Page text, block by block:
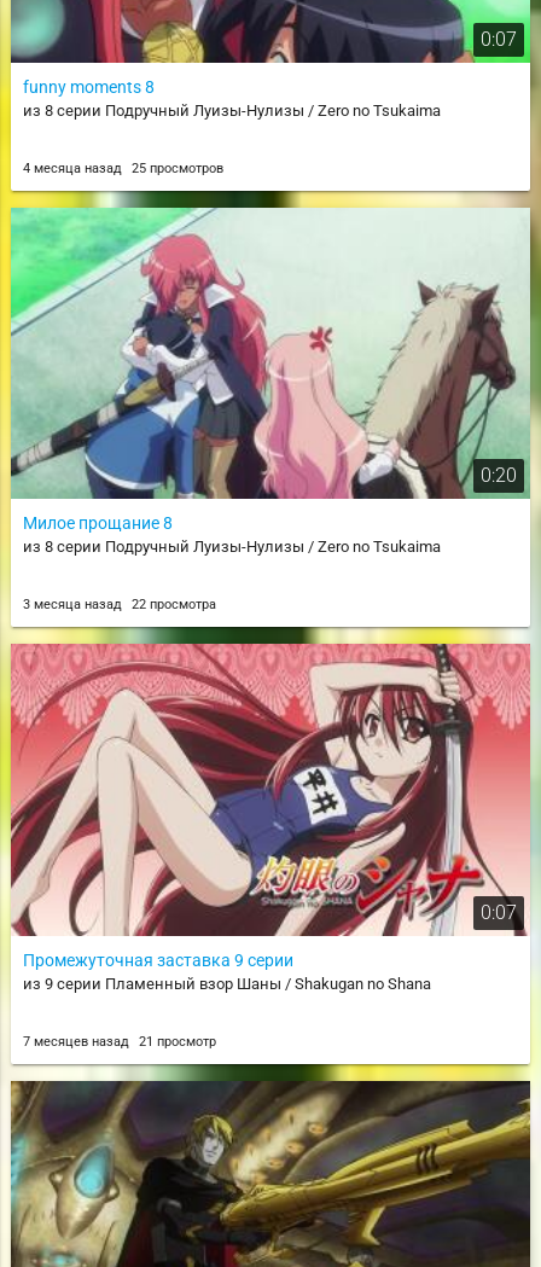
0:07
funny moments 8
из 8 серии Подручный Луизы-Нулизы / Zero no Tsukaima
4 месяца назад 25 просмотров
0:20
Милое прощание 8
из 8 серии Подручный Луизы-Нулизы / Zero no Tsukaima
3 месяца назад 22 просмотра
0:07
Промежуточная заставка 9 серии
из 9 серии Пламенный взор Шаны / Shakugan no Shana
7 месяцев назад 21 просмотр